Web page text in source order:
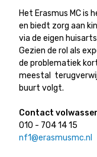
Het Erasmus MC is
en biedt zorg aan
via de eigen
Gezien de rol als
de problematiek
meestal
buurt volgt.
Contact
010 - 704 14 15
nf1@erasmusmc.nl